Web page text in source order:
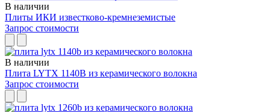
В наличии
Плиты ИКИ известково-кремнеземистые
Запрос стоимости
В наличии
Плита LYTX 1140B из керамического волокна
Запрос стоимости